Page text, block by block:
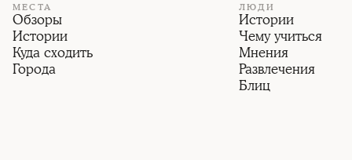
МЕСТА
Обзоры
Истории
Куда сходить
Города
ЛЮДИ
Истории
Чему учиться
Мнения
Развлечения
Блиц